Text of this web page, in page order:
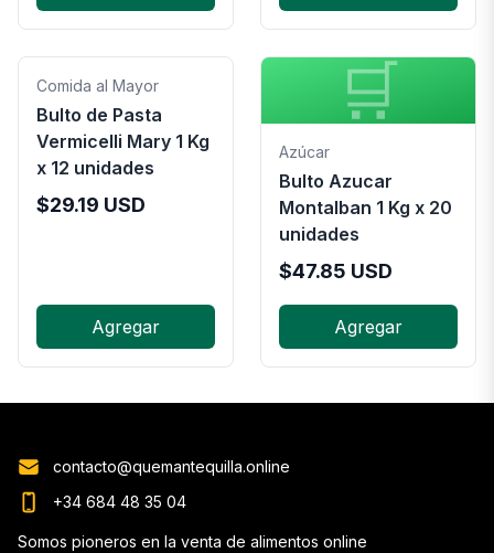
Comida al Mayor
Bulto de Pasta
Vermicelli Mary 1 Kg
x 12 unidades
$29.19 USD
Agregar
🛒
Azúcar
Bulto Azucar
Montalban 1 Kg x 20
unidades
$47.85 USD
Agregar
contacto@quemantequilla.online
+34 684 48 35 04
Somos pioneros en la venta de alimentos online